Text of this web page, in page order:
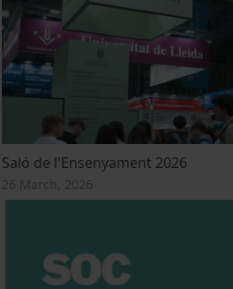
Saló de l'Ensenyament 2026
26 March, 2026